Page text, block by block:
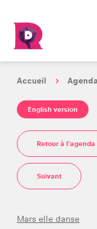
Accueil
English version
Retour à l'agenda
Suivant
Mars elle danse